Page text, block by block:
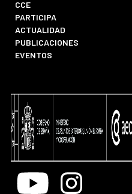
CCE
PARTICIPA
ACTUALIDAD
PUBLICACIONES
EVENTOS
Youtube Instagram